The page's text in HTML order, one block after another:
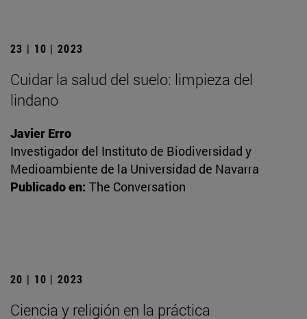
23 | 10 | 2023
Cuidar la salud del suelo: limpieza del
lindano
Javier Erro
Investigador del Instituto de Biodiversidad y
Medioambiente de la Universidad de Navarra
Publicado en: The Conversation
20 | 10 | 2023
Ciencia y religión en la práctica